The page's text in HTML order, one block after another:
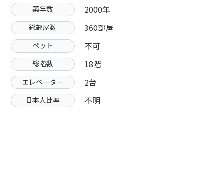
築年数 2000年
総部屋数 360部屋
ペット 不可
総階数 18階
エレベーター 2台
日本人比率 不明